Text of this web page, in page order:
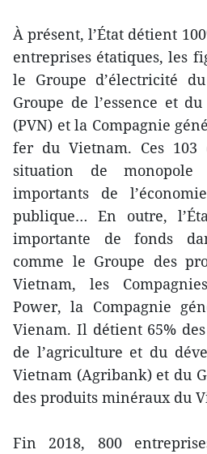
À présent, l’État détient
entreprises étatiques, les
le Groupe d’électricité
Groupe de l’essence et
(PVN) et la Compagnie
fer du Vietnam. Ces 103
situation de monopole
importants de
publique… En outre,
importante de fonds
comme le Groupe des
Vietnam, les
Power, la Compagnie
Vienam. Il détient 65%
de l’agriculture et du
Vietnam (Agribank) et du
des produits minéraux du
Fin 2018, 800